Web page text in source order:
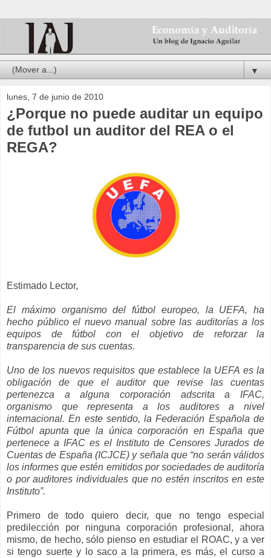
▼
lunes, 7 de junio de 2010
¿Porque no puede auditar un equipo
de futbol un auditor del REA o el
REGA?
Estimado Lector,
El máximo organismo del fútbol europeo, la UEFA, ha
hecho público el nuevo manual sobre las auditorías a los
equipos de fútbol con el objetivo de reforzar la
transparencia de sus cuentas.
Uno de los nuevos requisitos que establece la UEFA es la
obligación de que el auditor que revise las cuentas
pertenezca a alguna corporación adscrita a IFAC,
organismo que representa a los auditores a nivel
internacional. En este sentido, la Federación Española de
Fútbol apunta que la única corporación en España que
pertenece a IFAC es el Instituto de Censores Jurados de
Cuentas de España (ICJCE) y señala que “no serán válidos
los informes que estén emitidos por sociedades de auditoría
o por auditores individuales que no estén inscritos en este
Instituto”.
Primero de todo quiero decir, que no tengo especial
predilección por ninguna corporación profesional, ahora
mismo, de hecho, sólo pienso en estudiar el ROAC, y a ver
si tengo suerte y lo saco a la primera, es más, el curso a